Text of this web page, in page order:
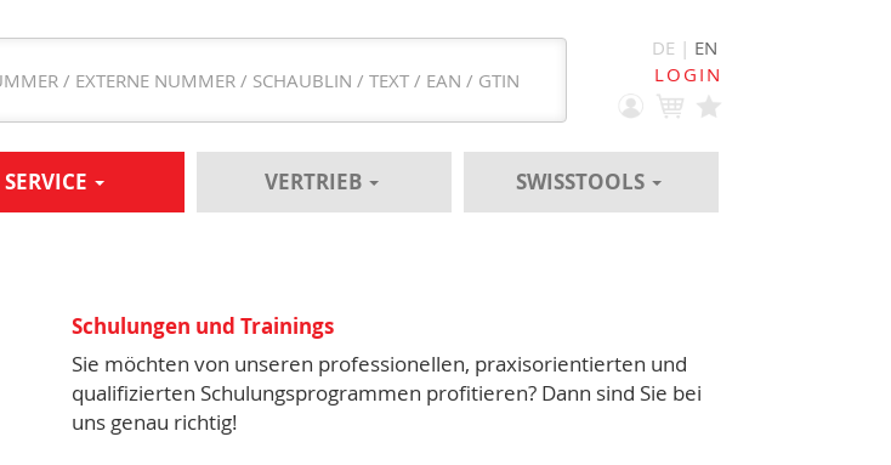
DE | EN
LOGIN
SERVICE VERTRIEB SWISSTOOLS
Schulungen und Trainings
Sie möchten von unseren professionellen, praxisorientierten und
qualifizierten Schulungsprogrammen profitieren? Dann sind Sie bei
uns genau richtig!